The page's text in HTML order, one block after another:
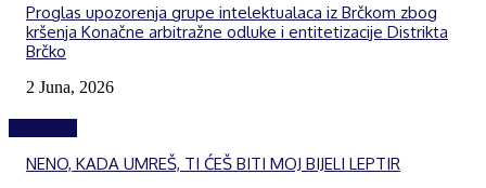
Proglas upozorenja grupe intelektualaca iz Brčkom zbog
kršenja Konačne arbitražne odluke i entitetizacije Distrikta
Brčko
2 Juna, 2026
NENO, KADA UMREŠ, TI ĆEŠ BITI MOJ BIJELI LEPTIR